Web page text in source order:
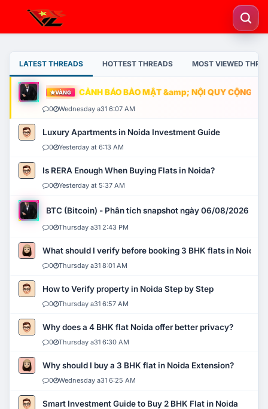
LATEST THREADS HOTTEST THREADS MOST VIEWED
VÀNG CẢNH BÁO BẢO MẬT &amp; NỘI QUY CỘNG
0 Wednesday a31 6:07 AM
Luxury Apartments in Noida Investment Guide
0 Yesterday at 6:13 AM
Is RERA Enough When Buying Flats in Noida?
0 Yesterday at 5:37 AM
BTC (Bitcoin) - Phân tích snapshot ngày 06/08/2026
0 Thursday a31 2:43 PM
What should I verify before booking 3 BHK flats in Noida?
0 Thursday a31 8:01 AM
How to Verify property in Noida Step by Step
0 Thursday a31 6:57 AM
Why does a 4 BHK flat Noida offer better privacy?
0 Thursday a31 6:30 AM
Why should I buy a 3 BHK flat in Noida Extension?
0 Wednesday a31 6:25 AM
Smart Investment Guide to Buy 2 BHK Flat in Noida